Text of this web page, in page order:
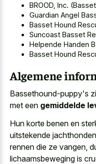
BROOD, Inc.
Guardian Angel
Basset Hound
Suncoast Basset
Helpende Handen
Basset Hound
Algemene
Bassethound-puppy's
met een gemiddelde
Hun korte benen en
uitstekende
rennen die ze vangen,
lichaamsbeweging is